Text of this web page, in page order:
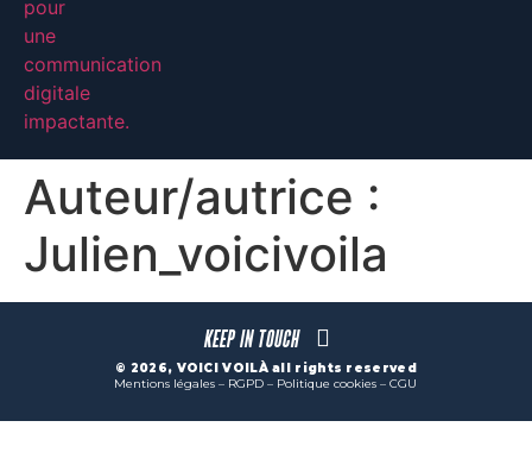
Auteur/autrice :
Julien_voicivoila
Mentions légales – RGPD – Politique cookies –CGU
© 2026, VOICI VOILÀ all rights reserved
Keep In Touch